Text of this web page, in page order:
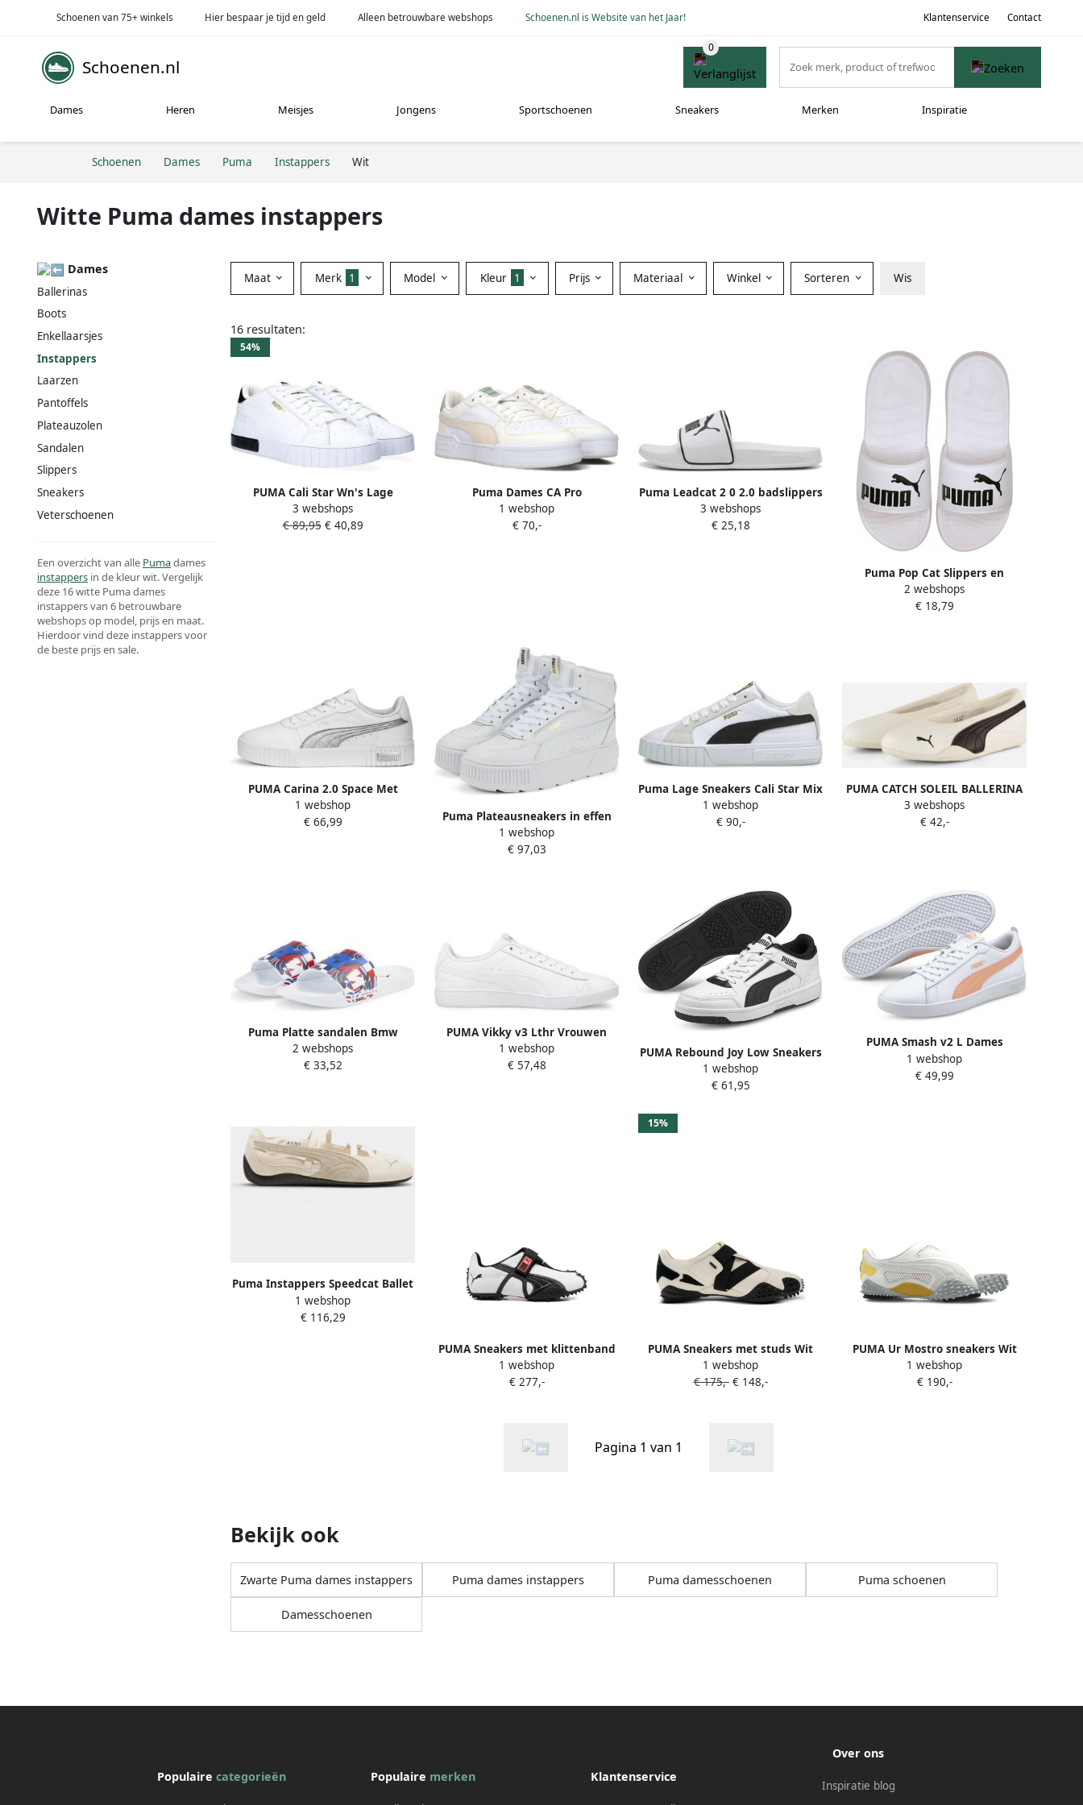
Schoenen van 75+ winkels Hier bespaar je tijd en geld Alleen betrouwbare webshops Schoenen.nl is Website van het Jaar! Klantenservice Contact
Schoenen.nl
Dames Heren Meisjes Jongens Sportschoenen Sneakers Merken Inspiratie
Schoenen Dames Puma Instappers Wit
Witte Puma dames instappers
Dames
Ballerinas
Boots
Enkellaarsjes
Instappers
Laarzen
Pantoffels
Plateauzolen
Sandalen
Slippers
Sneakers
Veterschoenen
Een overzicht van alle Pumadames
instappers in de kleur wit. Vergelijk
deze 16 witte Puma dames
instappers van 6 betrouwbare
webshops op model, prijs en maat.
Hierdoor vind deze instappers voor
de beste prijs en sale.
Maat Merk 1 Model Kleur 1 Prijs Materiaal Winkel Sorteren Wis
16 resultaten:
54%
PUMA Cali Star Wn's Lage
sneakers Leren Sneaker Dames
Wit
3 webshops
€ 89,95€ 40,89
Puma Dames CA Pro
Sportschoenen White Dames
1 webshop
€ 70,-
Puma Leadcat 2 0 2.0 badslippers
wit zwart Rubber Logo 40.5
3 webshops
€ 25,18
Puma Pop Cat Slippers en
Sandalen White Synthetisch Foot
Locker
2 webshops
€ 18,79
PUMA Carina 2.0 Space Met
Dames Sneakers White
MatteSilver Silver
1 webshop
€ 66,99
Puma Plateausneakers in effen
design model 'Karmen'
1 webshop
€ 97,03
Puma Lage Sneakers Cali Star Mix
Wn's White Black 380220-04
1 webshop
€ 90,-
PUMA CATCH SOLEIL BALLERINA
Dames Sneakers Warm White-
Black
3 webshops
€ 42,-
Puma Platte sandalen Bmw
Mmws Leadcat
2 webshops
€ 33,52
PUMA Vikky v3 Lthr Vrouwen
Sneakers White Silver
1 webshop
€ 57,48
PUMA Rebound Joy Low Sneakers
Wit Zwart
1 webshop
€ 61,95
PUMA Smash v2 L Dames
Sneakers White-Apricot Blush-
Black
1 webshop
€ 49,99
Puma Instappers Speedcat Ballet
Sd W "Alpine Snow"
1 webshop
€ 116,29
PUMA Sneakers met klittenband
Wit
1 webshop
€ 277,-
15%
PUMA Sneakers met studs Wit
1 webshop
€ 175,-€ 148,-
PUMA Ur Mostro sneakers Wit
1 webshop
€ 190,-
Pagina 1 van 1
Bekijk ook
Zwarte Puma dames instappers Puma dames instappers Puma damesschoenen Puma schoenen
Damesschoenen
Populairecategorieën Populaire merken Klantenservice
Over ons
Inspiratie blog